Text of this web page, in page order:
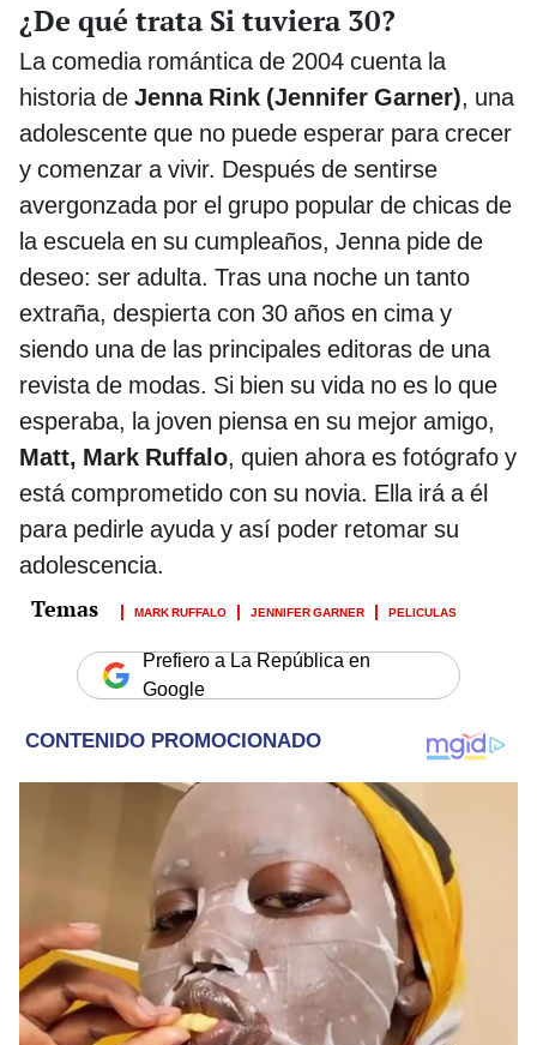
¿De qué trata Si tuviera 30?
La comedia romántica de 2004 cuenta la
historia de Jenna Rink (Jennifer Garner), una
adolescente que no puede esperar para crecer
y comenzar a vivir. Después de sentirse
avergonzada por el grupo popular de chicas de
la escuela en su cumpleaños, Jenna pide de
deseo: ser adulta. Tras una noche un tanto
extraña, despierta con 30 años en cima y
siendo una de las principales editoras de una
revista de modas. Si bien su vida no es lo que
esperaba, la joven piensa en su mejor amigo,
Matt, Mark Ruffalo, quien ahora es fotógrafo y
está comprometido con su novia. Ella irá a él
para pedirle ayuda y así poder retomar su
adolescencia.
MARK RUFFALO JENNIFER GARNER PELICULAS
Prefiero a La República en
Google